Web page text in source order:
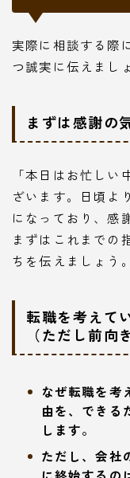
実際に相談する際
つ誠実に伝えまし
まずは感謝の
「本日はお忙し
ざいます。日頃よ
になっており、感
まずはこれまでの
ちを伝えましょう。
転職を考えて
（ただし前向
なぜ転職を考
由を、できる
します。
ただし、会社